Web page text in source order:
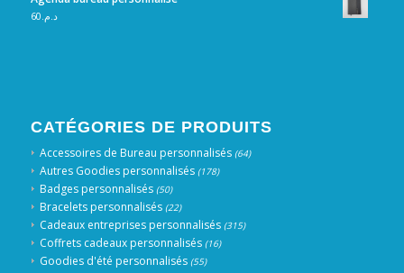
د.م.60
CATÉGORIES DE PRODUITS
Accessoires de Bureau personnalisés (64)
Autres Goodies personnalisés (178)
Badges personnalisés (50)
Bracelets personnalisés (22)
Cadeaux entreprises personnalisés (315)
Coffrets cadeaux personnalisés (16)
Goodies d'été personnalisés (55)